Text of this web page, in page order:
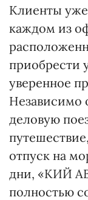
Клиенты
каждом из
приобрести
уверенное
Независимо
деловую
отпуск на
дни, «КИЙ
полностью